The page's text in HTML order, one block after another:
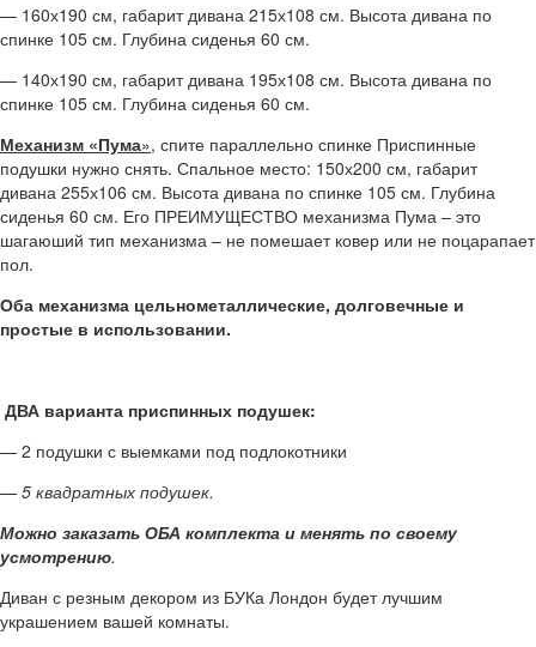
— 160х190 см, габарит дивана 215х108 см. Высота дивана по
спинке 105 см. Глубина сиденья 60 см.
— 140х190 см, габарит дивана 195х108 см. Высота дивана по
спинке 105 см. Глубина сиденья 60 см.
Механизм «Пума», спите параллельно спинке Приспинные
подушки нужно снять. Спальное место: 150х200 см, габарит
дивана 255х106 см. Высота дивана по спинке 105 см. Глубина
сиденья 60 см. Его ПРЕИМУЩЕСТВО механизма Пума – это
шагаюший тип механизма – не помешает ковер или не поцарапает
пол.
Оба механизма цельнометаллические, долговечные и
простые в использовании.
ДВА варианта приспинных подушек:
— 2 подушки с выемками под подлокотники
— 5 квадратных подушек.
Можно заказать ОБА комплекта и менять по своему
усмотрению.
Диван с резным декором из БУКа Лондон будет лучшим
украшением вашей комнаты.